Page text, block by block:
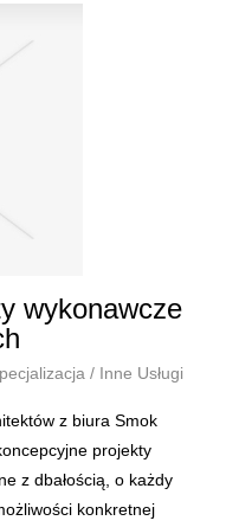
wykonawcze
/ Inne Usługi
z biura Smok
projekty
z dbałością, o każdy
konkretnej